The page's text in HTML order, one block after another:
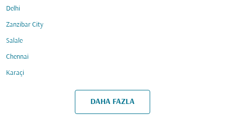
Delhi
Zanzibar City
Salale
Chennai
Karaçi
DAHA FAZLA